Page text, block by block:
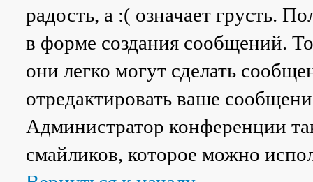
радость, а :( означает грусть.
в форме создания сообщений.
они легко могут сделать
отредактировать ваше
Администратор конференции
смайликов, которое можно